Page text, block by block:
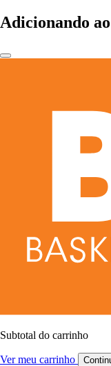
Adicionando
Subtotal do carrinho
Ver meu carrinho